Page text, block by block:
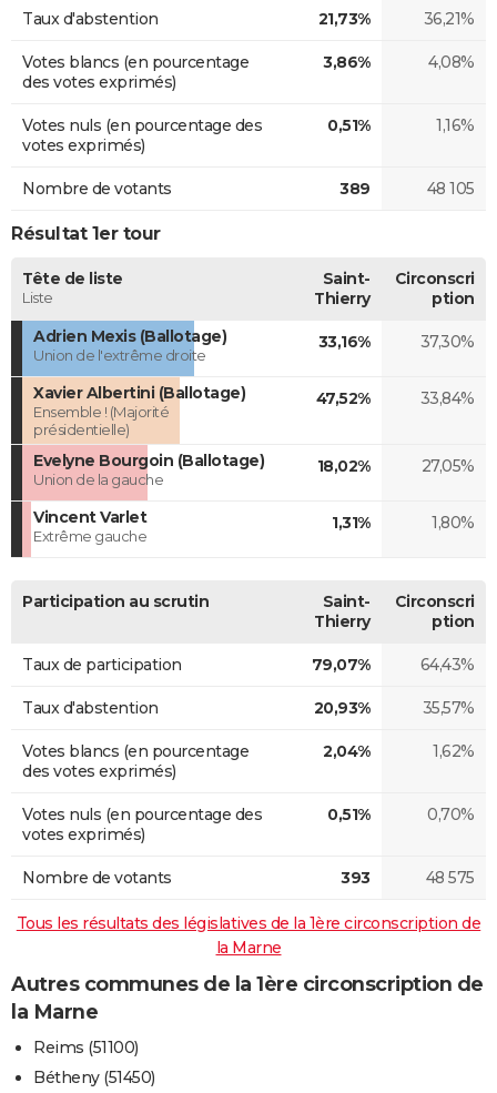
Taux d'abstention 21,73% 36,21%
Votes blancs (en pourcentage
des votes exprimés)
3,86% 4,08%
Votes nuls (en pourcentage des
votes exprimés)
0,51% 1,16%
Nombre de votants 389 48 105
Résultat 1er tour
Tête de liste
Liste
Saint-
Thierry
Circonscri
ption
Adrien Mexis (Ballotage)
Union de l'extrême droite
33,16% 37,30%
Xavier Albertini (Ballotage)
Ensemble ! (Majorité
présidentielle)
47,52% 33,84%
Evelyne Bourgoin (Ballotage)
Union de la gauche
18,02% 27,05%
Vincent Varlet
Extrême gauche
1,31% 1,80%
Participation au scrutin
Saint-
Thierry
Circonscri
ption
Taux de participation 79,07% 64,43%
Taux d'abstention 20,93% 35,57%
Votes blancs (en pourcentage
des votes exprimés)
2,04% 1,62%
Votes nuls (en pourcentage des
votes exprimés)
0,51% 0,70%
Nombre de votants 393 48 575
Tous les résultats des législatives de la 1ère circonscription de
la Marne
Autres communes de la 1ère circonscription de
la Marne
Reims (51100)
Bétheny (51450)